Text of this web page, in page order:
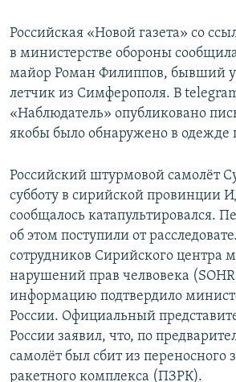
Российская «Новой газета» со
в министерстве обороны
майор Роман Филиппов, бывший
летчик из Симферополя. В
«Наблюдатель» опубликовано
якобы было обнаружено в одежде
Российский штурмовой самолёт
субботу в сирийской провинции
сообщалось катапультировался.
об этом поступили от
сотрудников Сирийского центра
нарушений прав челвовека
информацию подтвердило
России. Официальный
России заявил, что, по
самолёт был сбит из переносного
ракетного комплекса (ПЗРК).